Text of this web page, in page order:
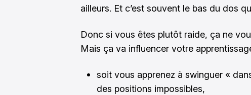
ailleurs. Et c’est souvent le bas du dos
Donc si vous êtes plutôt raide, ça ne
Mais ça va influencer votre
soit vous apprenez à swinguer «
des positions impossibles,